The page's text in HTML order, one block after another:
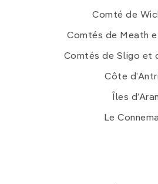
Comté de
Comtés de Meath
Comtés de Sligo et
Côte
Îles d’Aran
Le